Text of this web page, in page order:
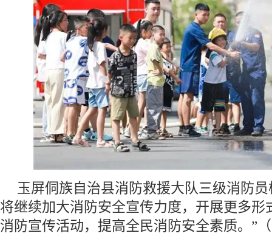
玉屏侗族自治县消防救援大队三级消防
将继续加大消防安全宣传力度，开展更多形
消防宣传活动，提高全民消防安全素质。”